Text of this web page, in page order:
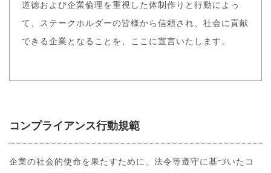
道徳および企業倫理を重視した体制作りと行動によっ
て、ステークホルダーの皆様から信頼され、社会に貢献
できる企業となることを、ここに宣言いたします。
コンプライアンス行動規範
企業の社会的使命を果たすために、法令等遵守に基づいたコ